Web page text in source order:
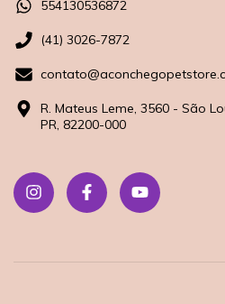
554130536872
(41) 3026-7872
R. Mateus Leme, 3560 - São
PR, 82200-000